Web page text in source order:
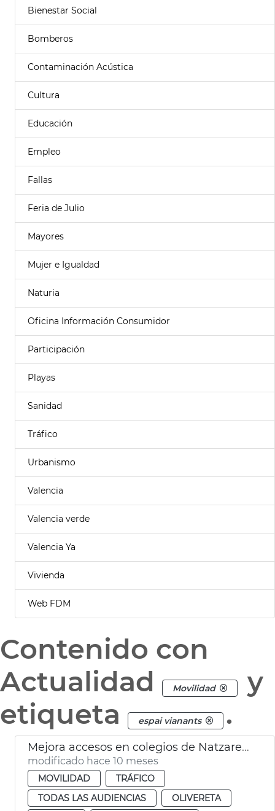
Bienestar Social
Bomberos
Contaminación Acústica
Cultura
Educación
Empleo
Fallas
Feria de Julio
Mayores
Mujer e Igualdad
Naturia
Oficina Información Consumidor
Participación
Playas
Sanidad
Tráfico
Urbanismo
Valencia
Valencia verde
Valencia Ya
Vivienda
Web FDM
Contenido con
Actualidad
Movilidad
y
etiqueta
espai vianants .
Mejora accesos en colegios de Natzaret, Soterres y Safranar
modificado hace 10 meses
MOVILIDAD
TRÁFICO
TODAS LAS AUDIENCIAS
OLIVERETA